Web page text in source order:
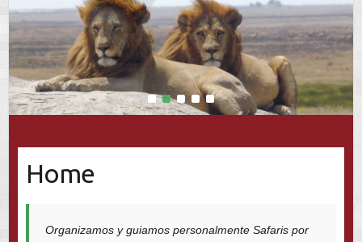
1 2 3 4 5
Home
Organizamos y guiamos personalmente Safaris por